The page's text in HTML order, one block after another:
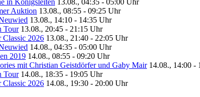
Auktion 13.08., 08:55 - 09:25 Uhr
13.08., 14:10 - 14:35 Uhr
Tour 13.08., 20:45 - 21:15 Uhr
Classic 2026 13.08., 21:40 - 22:05 Uhr
14.08., 04:35 - 05:00 Uhr
2019 14.08., 08:55 - 09:20 Uhr
mit Christian Geistdörfer und Gaby Mair 14.08., 14:00 -
Tour 14.08., 18:35 - 19:05 Uhr
Classic 2026 14.08., 19:30 - 20:00 Uhr